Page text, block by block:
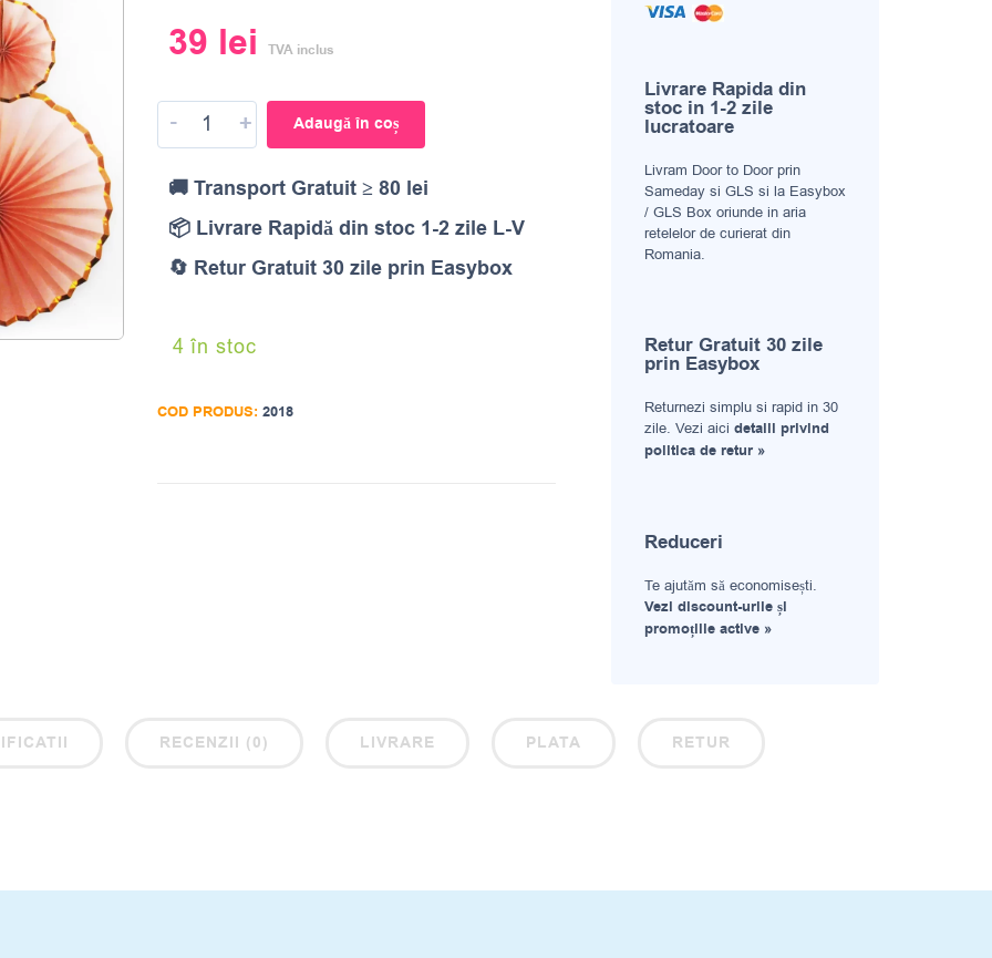
39 lei TVA inclus
- + Adaugă în coș
🚚 Transport Gratuit ≥ 80 lei
📦 Livrare Rapidă din stoc 1-2 zile L-V
🔄 Retur Gratuit 30 zile prin Easybox
4 în stoc
COD PRODUS: 2018
Livrare Rapida din
stoc in 1-2 zile
lucratoare
Livram Door to Door prin
Sameday si GLS si la Easybox
/ GLS Box oriunde in aria
retelelor de curierat din
Romania.
Retur Gratuit 30 zile
prin Easybox
Returnezi simplu si rapid in 30
zile. Vezi aici detalii privind
politica de retur »
Reduceri
Te ajutăm să economisești.
Vezi discount-urile și
promoțiile active »
RECENZII (0) LIVRARE PLATA RETUR